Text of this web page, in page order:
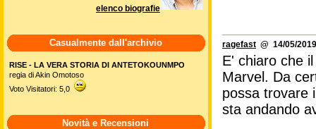
ragefast @ 14/05/
E' chiaro che
Marvel. Da
possa trovare
sta andando
elenco biografie
Casualmente dall'archivio
RISE - LA VERA STORIA DI ANTETOKOUNMPO
regia di Akin Omotoso
Voto Visitatori: 5,0
Novità e Recensioni